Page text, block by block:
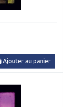
Ajouter au panier